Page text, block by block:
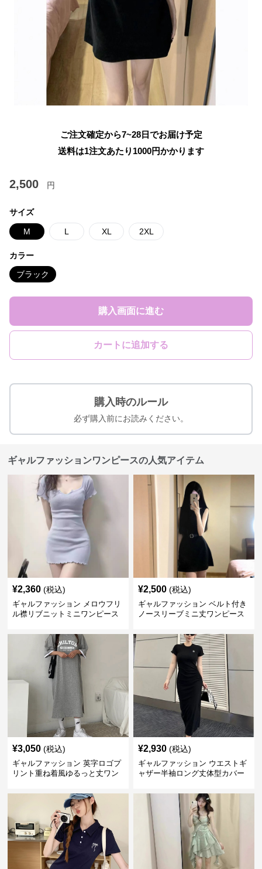
ご注文確定から7~28日でお届け予定
送料は1注文あたり 1000円かかります
2,500 円
サイズ
M L XL 2XL
カラー
ブラック
購入画面に進む
カートに追加する
購入時のルール
必ず購入前にお読みください。
ギャルファッションワンピースの人気アイテム
¥2,360 (税込)
ギャルファッション メロウフリ
ル襟リブニットミニワンピース
¥2,500 (税込)
ギャルファッション ベルト付き
ノースリーブミニ丈ワンピース
¥3,050 (税込)
ギャルファッション 英字ロゴプ
リント重ね着風ゆるっと丈ワン
¥2,930 (税込)
ギャルファッション ウエストギ
ャザー半袖ロング丈体型カバー